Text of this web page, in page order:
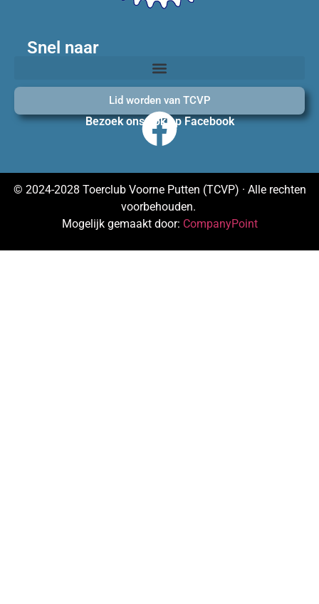
Snel naar
Lid worden van TCVP
Bezoek ons ook op Facebook
© 2024-2028 Toerclub Voorne Putten (TCVP) · Alle rechten
voorbehouden.
Mogelijk gemaakt door: CompanyPoint